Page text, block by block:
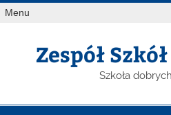
Menu
Zespół
Szkoła